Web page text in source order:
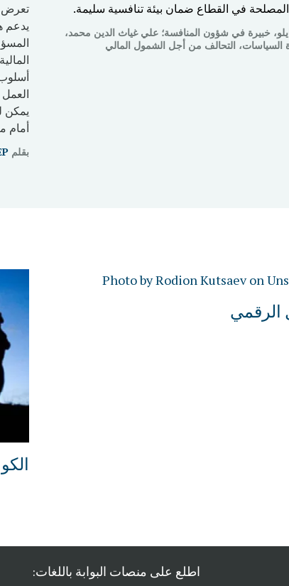
في القطاع ضمان بيئة تنافسية سليمة.
بايلو، خبيرة في شؤون المنافسة؛ علي غياث الدين محمد،
السياسات، التحالف من أجل الشمول المالي
تعرض
يدعم
يمكن
أمام
بقلم
الرقمي
اطلع على منصات البوابة باللغات: